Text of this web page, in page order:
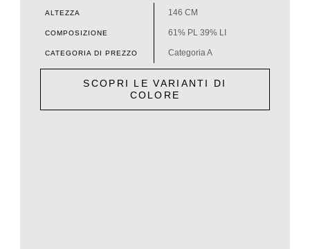
ALTEZZA 146 CM
COMPOSIZIONE 61% PL 39% LI
CATEGORIA DI PREZZO Categoria A
SCOPRI LE VARIANTI DI
COLORE